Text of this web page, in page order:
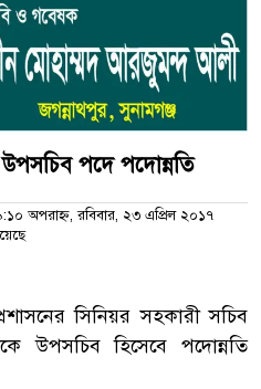
উপসচিব পদে পদোন্নতি
অপরাহ্ন, রবিবার, ২৩ এপ্রিল ২০১৭
সিনিয়র সহকারী সচিব
উপসচিব হিসেবে পদোন্নতি